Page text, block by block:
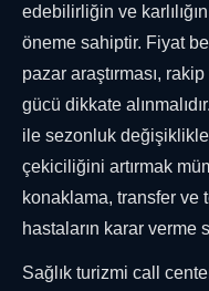
edebilirliğin ve
öneme sahiptir. Fiyat
pazar araştırması,
gücü dikkate
ile sezonluk
çekiciliğini artırmak
konaklama, transfer ve
hastaların karar verme
Sağlık turizmi call